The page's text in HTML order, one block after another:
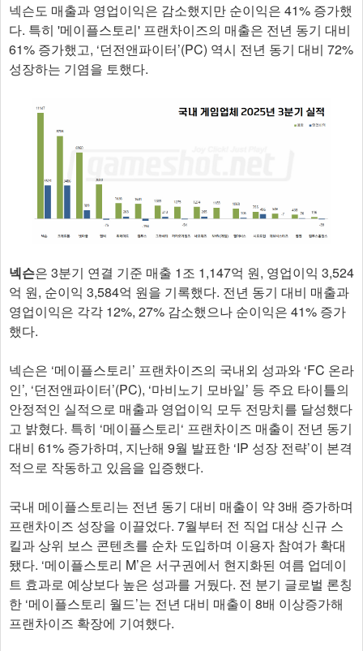
넥슨도 매출과 영업이익은 감소했지만 순이익은 41% 증가했
다. 특히 '메이플스토리' 프랜차이즈의 매출은 전년 동기 대비
61% 증가했고, ‘던전앤파이터’(PC) 역시 전년 동기 대비 72%
성장하는 기염을 토했다.
넥슨은 3분기 연결 기준 매출 1조 1,147억 원, 영업이익 3,524
억 원, 순이익 3,584억 원을 기록했다. 전년 동기 대비 매출과
영업이익은 각각 12%, 27% 감소했으나 순이익은 41% 증가
했다.
넥슨은 ‘메이플스토리’ 프랜차이즈의 국내외 성과와 ‘FC 온라
인’, ‘던전앤파이터’(PC), ‘마비노기 모바일’ 등 주요 타이틀의
안정적인 실적으로 매출과 영업이익 모두 전망치를 달성했다
고 밝혔다. 특히 ‘메이플스토리‘ 프랜차이즈 매출이 전년 동기
대비 61% 증가하며, 지난해 9월 발표한 ‘IP 성장 전략’이 본격
적으로 작동하고 있음을 입증했다.
국내 메이플스토리는 전년 동기 대비 매출이 약 3배 증가하며
프랜차이즈 성장을 이끌었다. 7월부터 전 직업 대상 신규 스
킬과 상위 보스 콘텐츠를 순차 도입하며 이용자 참여가 확대
됐다. ‘메이플스토리 M’은 서구권에서 현지화된 여름 업데이
트 효과로 예상보다 높은 성과를 거뒀다. 전 분기 글로벌 론칭
한 ‘메이플스토리 월드’는 전년 대비 매출이 8배 이상증가해
프랜차이즈 확장에 기여했다.